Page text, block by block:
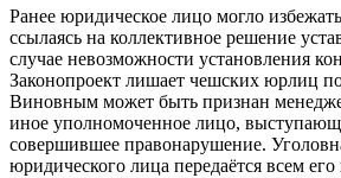
Ранее юридическое лицо могло
ссылаясь на коллективное решение
случае невозможности установления
Законопроект лишает чешских юрлиц
Виновным может быть признан
иное уполномоченное лицо,
совершившее правонарушение.
юридического лица передаётся всем